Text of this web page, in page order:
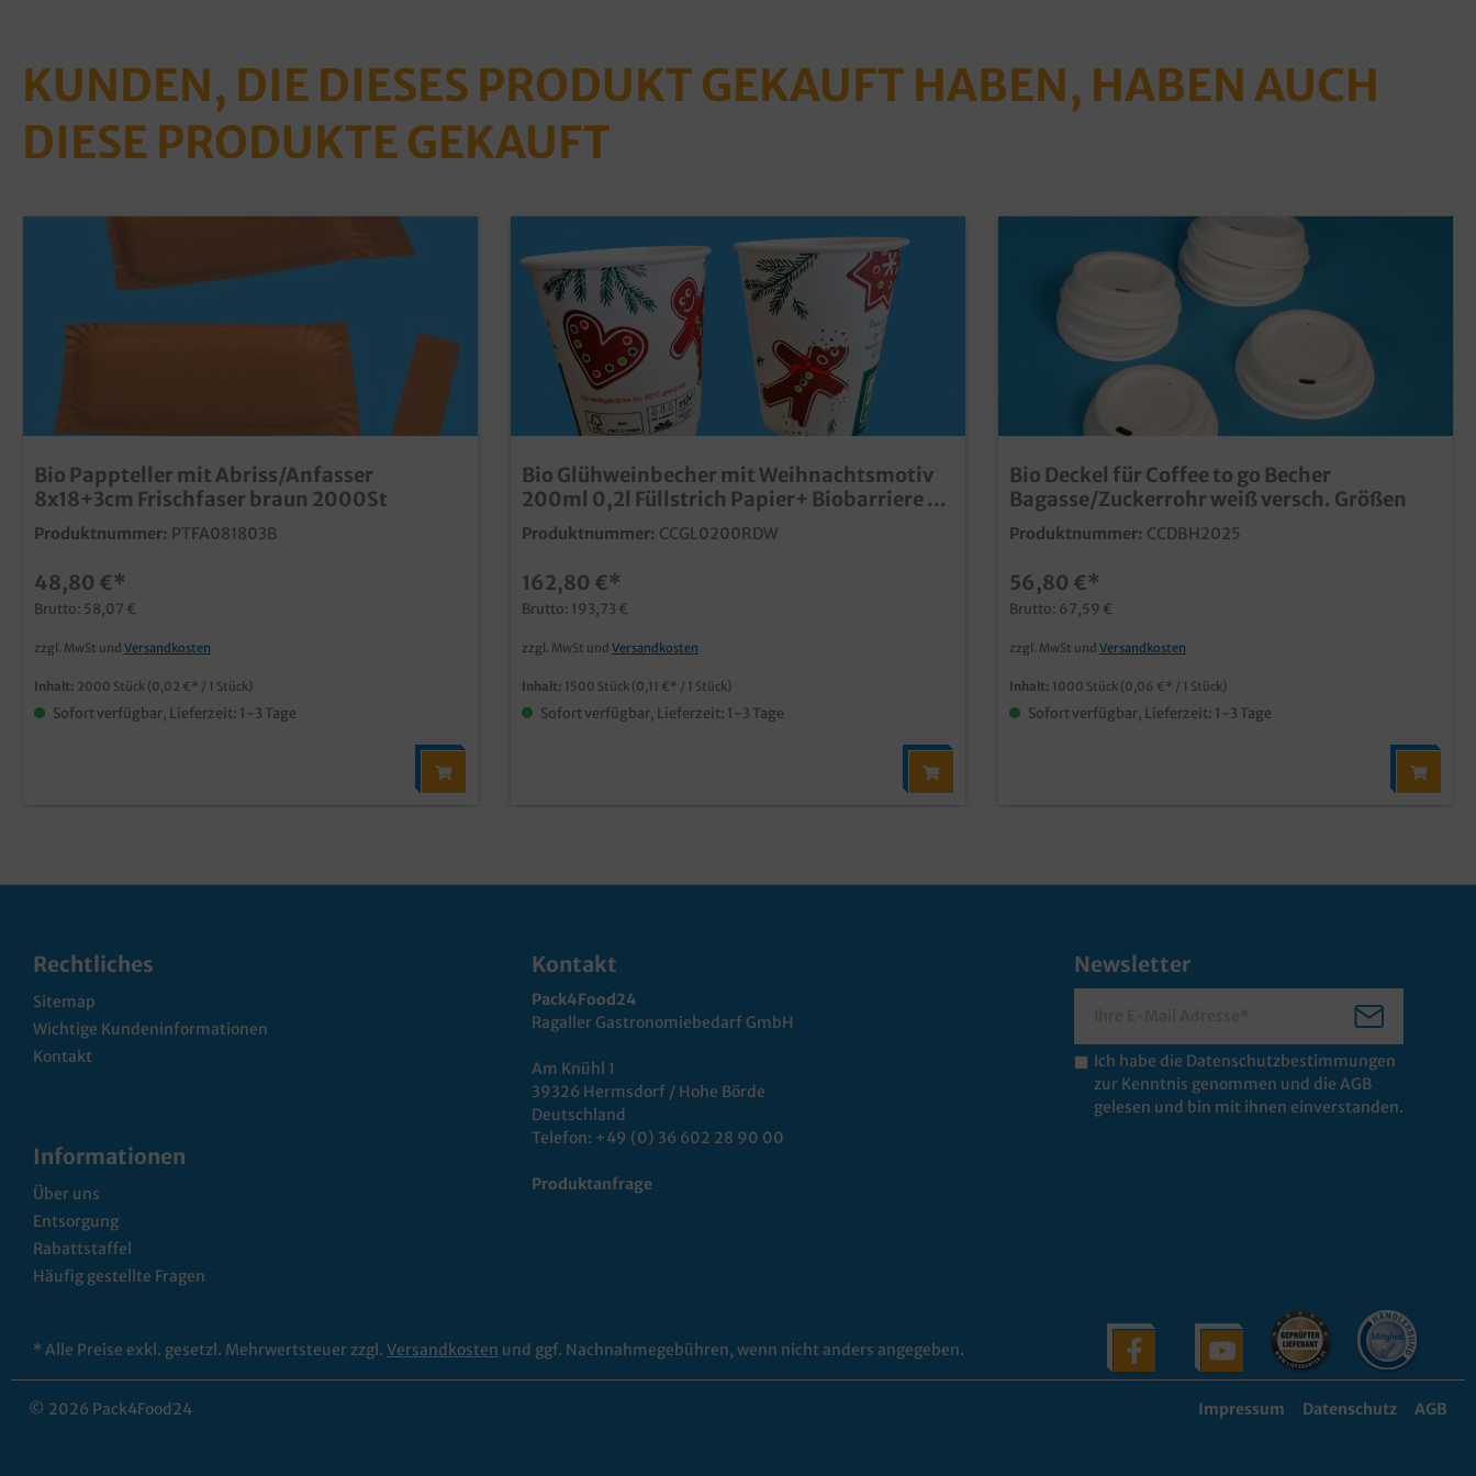
KUNDEN, DIE DIESES PRODUKT GEKAUFT HABEN, HABEN AUCH
DIESE PRODUKTE GEKAUFT
Bio Pappteller mit Abriss/Anfasser
8x18+3cm Frischfaser braun 2000St
Produktnummer: PTFA081803B
48,80 €*
Brutto: 58,07 €
zzgl. MwSt undVersandkosten
Inhalt: 2000 Stück (0,02 €* / 1 Stück)
Sofort verfügbar, Lieferzeit: 1-3 Tage
Bio Glühweinbecher mit Weihnachtsmotiv
200ml 0,2l Füllstrich Papier+ Biobarriere 1-
oder 2-wandig zur Auswahl
Produktnummer: CCGL0200RDW
162,80 €*
Brutto: 193,73 €
zzgl. MwSt undVersandkosten
Inhalt: 1500 Stück (0,11 €* / 1 Stück)
Sofort verfügbar, Lieferzeit: 1-3 Tage
Bio Deckel für Coffee to go Becher
Bagasse/Zuckerrohr weiß versch. Größen
Produktnummer: CCDBH2025
56,80 €*
Brutto: 67,59 €
zzgl. MwSt undVersandkosten
Inhalt: 1000 Stück (0,06 €* / 1 Stück)
Sofort verfügbar, Lieferzeit: 1-3 Tage
Rechtliches
Sitemap
Wichtige Kundeninformationen
Kontakt
Informationen
Über uns
Entsorgung
Rabattstaffel
Häufig gestellte Fragen
Kontakt
Pack4Food24
Ragaller Gastronomiebedarf GmbH
Am Knühl 1
39326 Hermsdorf / Hohe Börde
Deutschland
Telefon: +49 (0) 36 602 28 90 00
Produktanfrage
Newsletter
Ich habe die Datenschutzbestimmungen
zur Kenntnis genommen und die AGB
gelesen und bin mit ihnen einverstanden.
* Alle Preise exkl. gesetzl. Mehrwertsteuer zzgl. Versandkosten und ggf. Nachnahmegebühren, wenn nicht anders angegeben.
© 2026 Pack4Food24 Impressum Datenschutz AGB